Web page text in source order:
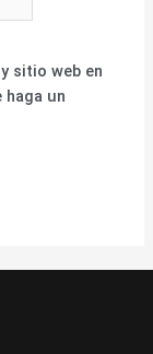
sitio web en
haga un